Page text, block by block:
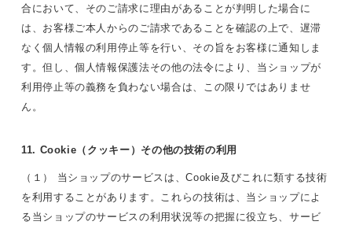
合において、そのご請求に理由があることが判明した場合に
は、お客様ご本人からのご請求であることを確認の上で、遅滞
なく個人情報の利用停止等を行い、その旨をお客様に通知しま
す。但し、個人情報保護法その他の法令により、当ショップが
利用停止等の義務を負わない場合は、この限りではありませ
ん。
11. Cookie（クッキー）その他の技術の利用
（１） 当ショップのサービスは、Cookie及びこれに類する技術
を利用することがあります。これらの技術は、当ショップによ
る当ショップのサービスの利用状況等の把握に役立ち、サービ